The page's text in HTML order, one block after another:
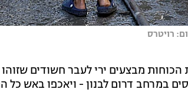
רויטרס
מבצעים ירי לעבר חשודים
במרחב דרום לבנון - ויאכפו באש